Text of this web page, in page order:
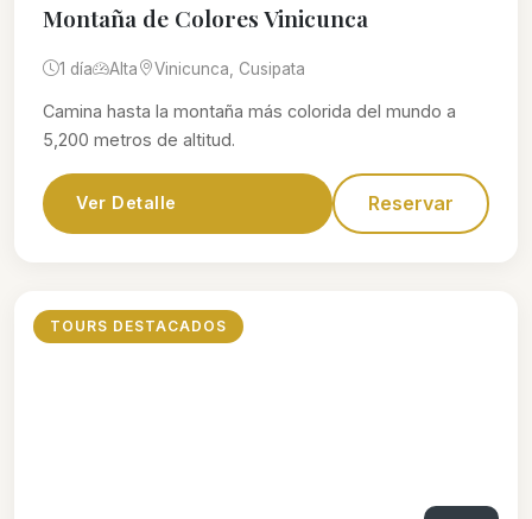
Montaña de Colores Vinicunca
1 día Alta Vinicunca, Cusipata
Camina hasta la montaña más colorida del mundo a
5,200 metros de altitud.
Ver Detalle Reservar
TOURS DESTACADOS